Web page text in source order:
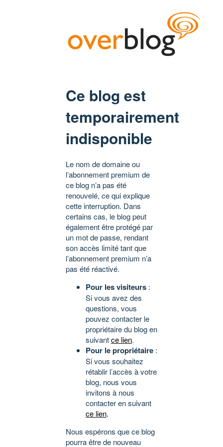
Ce blog est
temporairement
indisponible
Le nom de domaine ou
l’abonnement premium de
ce blog n’a pas été
renouvelé, ce qui explique
cette interruption. Dans
certains cas, le blog peut
également être protégé par
un mot de passe, rendant
son accès limité tant que
l’abonnement premium n’a
pas été réactivé.
Pour les visiteurs :
Si vous avez des
questions, vous
pouvez contacter le
propriétaire du blog en
suivantce lien.
Pour le propriétaire :
Si vous souhaitez
rétablir l’accès à votre
blog, nous vous
invitons à nous
contacter en suivant
ce lien.
Nous espérons que ce blog
pourra être de nouveau